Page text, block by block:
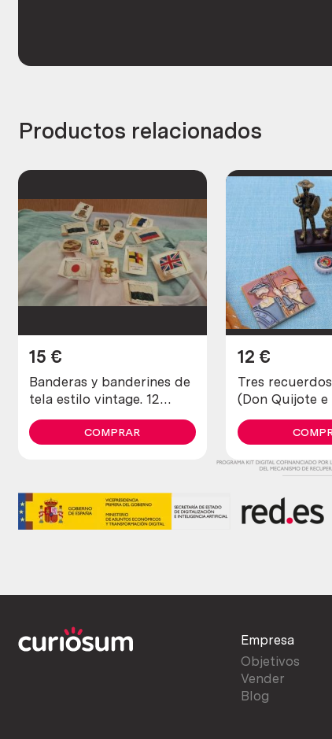
Productos relacionados
Banderas y banderines de
tela estilo vintage. 12
unidades.
15 €
COMPRAR
Tres
(Don Quijote e
12 €
Empresa
Objetivos
Vender
Blog